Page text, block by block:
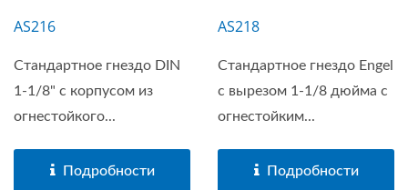
AS216
Стандартное гнездо DIN
1-1/8" с корпусом из
огнестойкого...
Подробности
AS218
Стандартное гнездо Engel
с вырезом 1-1/8 дюйма с
огнестойким...
Подробности